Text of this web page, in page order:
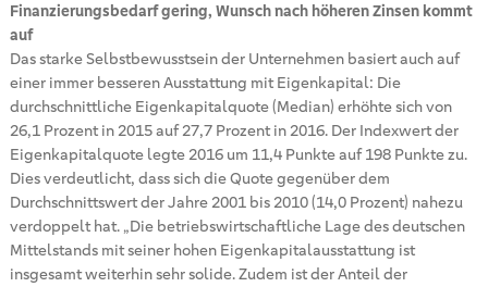
Finanzierungsbedarf gering, Wunsch nach höheren Zinsen kommt
auf
Das starke Selbstbewusstsein der Unternehmen basiert auch auf
einer immer besseren Ausstattung mit Eigenkapital: Die
durchschnittliche Eigenkapitalquote (Median) erhöhte sich von
26,1 Prozent in 2015 auf 27,7 Prozent in 2016. Der Indexwert der
Eigenkapitalquote legte 2016 um 11,4 Punkte auf 198 Punkte zu.
Dies verdeutlicht, dass sich die Quote gegenüber dem
Durchschnittswert der Jahre 2001 bis 2010 (14,0 Prozent) nahezu
verdoppelt hat. „Die betriebswirtschaftliche Lage des deutschen
Mittelstands mit seiner hohen Eigenkapitalausstattung ist
insgesamt weiterhin sehr solide. Zudem ist der Anteil der